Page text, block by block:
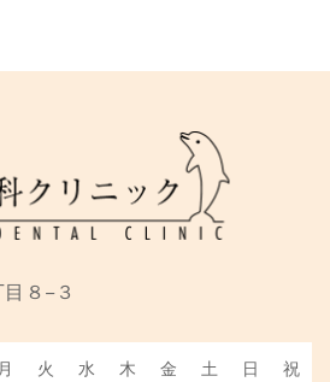
８−３
月 火 水 木 金 土 日 祝